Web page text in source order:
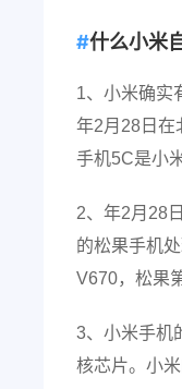
什么小米
1、小米确实
年2月28日在
手机5C是小
2、年2月28
的松果手机
V670，松果
3、小米手机
核芯片。小